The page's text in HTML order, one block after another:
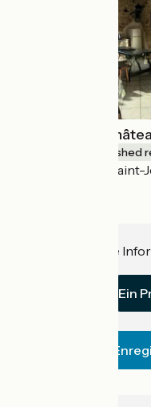
La Maison du
Lodgings and furnished
Haben Sie eine
Ein